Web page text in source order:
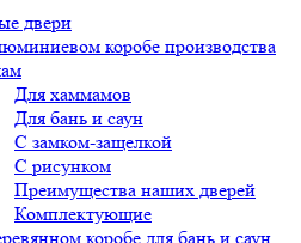
двери
коробе производства
Для хаммамов
Для бань и саун
С замком-защелкой
С рисунком
Преимущества наших дверей
Комплектующие
коробе для бань и саун